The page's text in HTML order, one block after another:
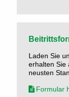
Laden Sie
erhalten Sie
neusten
Formular